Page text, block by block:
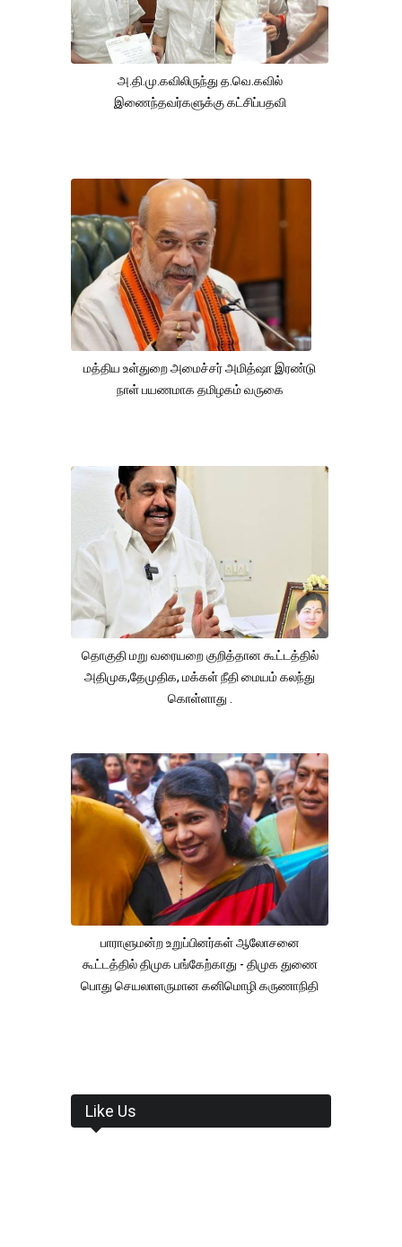
அ.தி.மு.கவிலிருந்து த.வெ.கவில்
இணைந்தவர்களுக்கு கட்சிப்பதவி
மத்திய உள்துறை அமைச்சர் அமித்ஷா இரண்டு
நாள் பயணமாக தமிழகம் வருகை
தொகுதி மறு வரையறை குறித்தான கூட்டத்தில்
அதிமுக,தேமுதிக, மக்கள் நீதி மையம் கலந்து
கொள்ளாது .
பாராளுமன்ற உறுப்பினர்கள் ஆலோசனை
கூட்டத்தில் திமுக பங்கேற்காது - திமுக துணை
பொது செயலாளருமான கனிமொழி கருணாநிதி
Like Us